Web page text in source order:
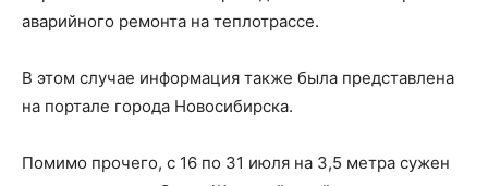
аварийного ремонта на теплотрассе.
В этом случае информация также была представлена
на портале города Новосибирска.
Помимо прочего, с 16 по 31 июля на 3,5 метра сужен